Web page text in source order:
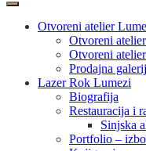
Otvoreni atelier
Otvoreni
Otvoreni
Prodajna
Lazer Rok Lumezi
Biografija
Restauracija i
Sinjska
Portfolio –